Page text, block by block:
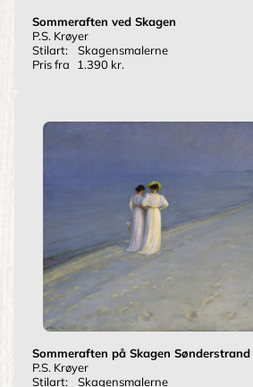
Sommeraften ved Skagen
P.S. Krøyer
Stilart:
Skagensmalerne
Pris fra
1.390 kr.
Sommeraften på Skagen Sønderstrand
P.S. Krøyer
Stilart:
Skagensmalerne